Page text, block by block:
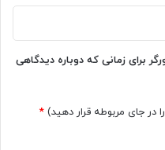
برای زمانی که دوباره دیدگاهی
جای مربوطه قرار دهید) *